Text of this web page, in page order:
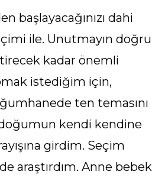
başlayacağınızı dahi
ile. Unutmayın doğru
kadar önemli
istediğim için,
ten temasını
kendi kendine
girdim. Seçim
araştırdım. Anne bebek